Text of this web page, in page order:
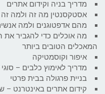
מדריך בניה וקידום אתרים
אסטקסנטין מה זה ולמה זה
מהם אדפטוגנים ולמה
המאכלים הטובים ביותר
איפור וקוסמטיקה
מדריך לאימוץ כלבים –
בניית פרגולה בבית פרטי
קידום אתרים באינטרנט –